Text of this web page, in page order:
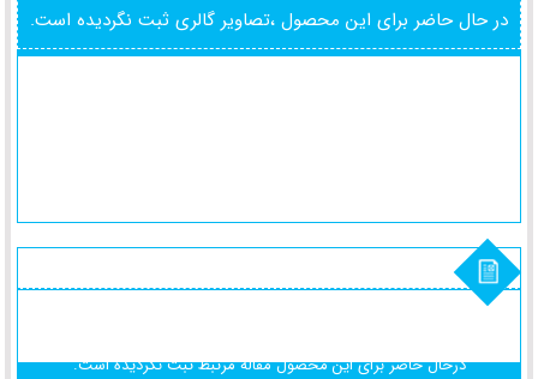
در حال حاضر برای این محصول ،تصاویر گالری ثبت نگردیده است.
درحال حاضر برای این محصولمقاله مرتبط ثبت نگردیده است.